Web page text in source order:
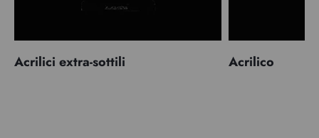
Acrilici extra-sottili Acrilico